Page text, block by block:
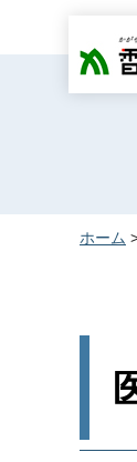
香川
ホーム